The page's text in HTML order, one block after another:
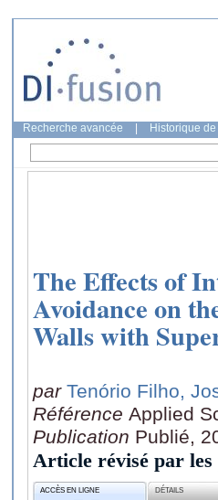
Recherche avancée Historique
The Effects of
Avoidance on
Walls with
par Tenório Filho,
Référence Applied
Publication Publié,
Article révisé par les
ACCÈS EN LIGNE DÉTAILS